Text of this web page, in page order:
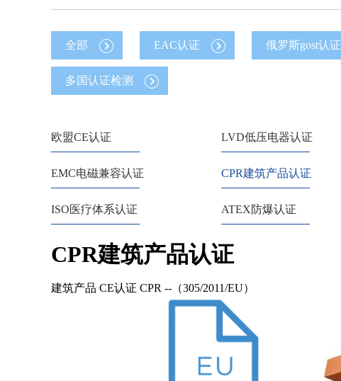
全部 EAC认证 俄罗斯gost认证
多国认证检测
欧盟CE认证 LVD低压电器认证
EMC电磁兼容认证 CPR建筑产品认证
ISO医疗体系认证 ATEX防爆认证
CPR建筑产品认证
建筑产品 CE认证 CPR --（305/2011/EU）